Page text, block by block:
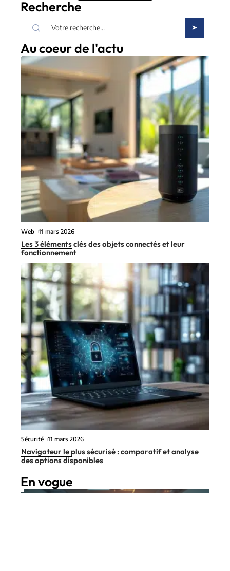
Recherche
Au coeur de l'actu
Web 11 mars 2026
Les 3 éléments clés des objets connectés et leur
fonctionnement
Sécurité 11 mars 2026
Navigateur le plus sécurisé : comparatif et analyse
des options disponibles
En vogue